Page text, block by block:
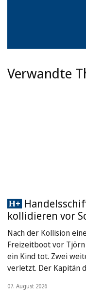
Verwandte
kollidieren vor
Nach der Kollision
Freizeitboot vor Tjörn
ein Kind tot. Zwei
verletzt. Der Kapitän
07. August 2026